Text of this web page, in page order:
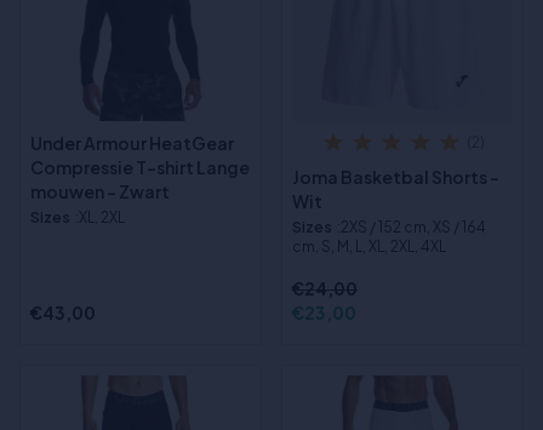
Under Armour HeatGear
Compressie T-shirt Lange
mouwen - Zwart
Sizes :XL, 2XL
€43,00
Joma Basketbal Shorts -
Wit
Sizes :2XS / 152 cm, XS / 164
cm, S, M, L, XL, 2XL, 4XL
€24,00
€23,00